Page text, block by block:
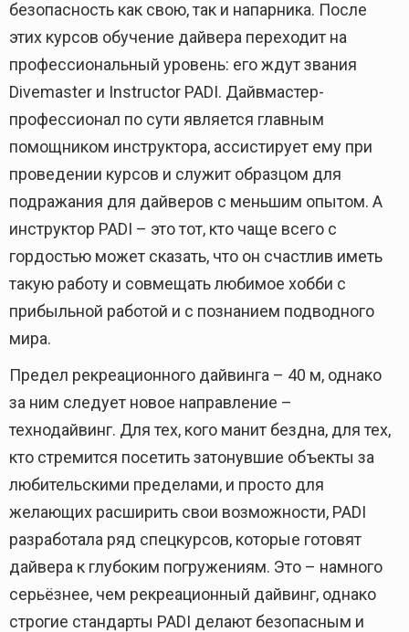
безопасность как свою, так и напарника. После
этих курсов обучение дайвера переходит на
профессиональный уровень: его ждут звания
Divemaster и Instructor PADI. Дайвмастер-
профессионал по сути является главным
помощником инструктора, ассистирует ему при
проведении курсов и служит образцом для
подражания для дайверов с меньшим опытом. А
инструктор PADI – это тот, кто чаще всего с
гордостью может сказать, что он счастлив иметь
такую работу и совмещать любимое хобби с
прибыльной работой и с познанием подводного
мира.
Предел рекреационного дайвинга – 40 м, однако
за ним следует новое направление –
технодайвинг. Для тех, кого манит бездна, для тех,
кто стремится посетить затонувшие объекты за
любительскими пределами, и просто для
желающих расширить свои возможности, PADI
разработала ряд спецкурсов, которые готовят
дайвера к глубоким погружениям. Это – намного
серьёзнее, чем рекреационный дайвинг, однако
строгие стандарты PADI делают безопасным и